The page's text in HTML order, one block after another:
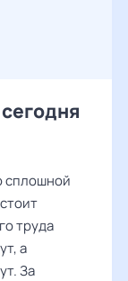
сплошной
труда
а
За